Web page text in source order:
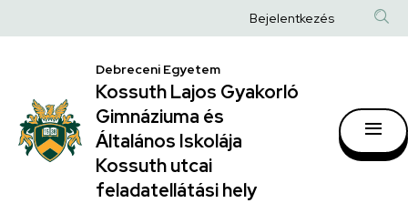
|
Kossuth
Lajos
Gyakorló
Gimnáziuma
a
Anonim
fiók
Bejelentkezés
Debreceni Egyetem
Kossuth Lajos Gyakorló
Gimnáziuma és
Általános Iskolája
Kossuth utcai
feladatellátási hely